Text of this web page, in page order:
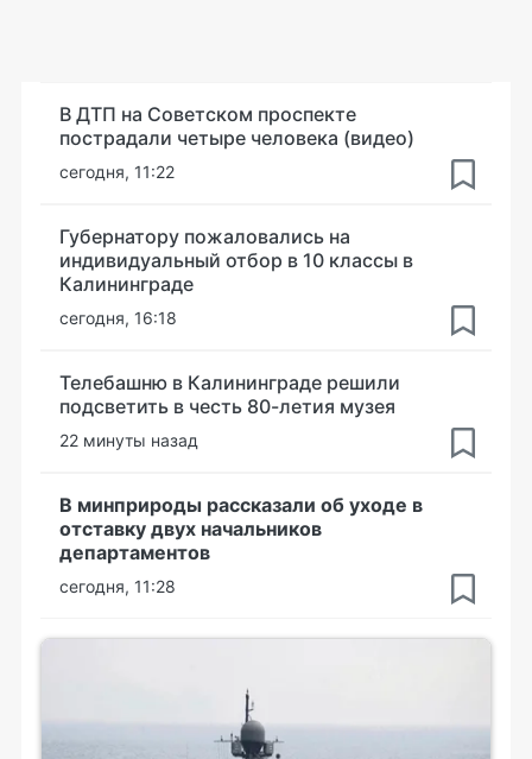
В ДТП на Советском проспекте
пострадали четыре человека (видео)
сегодня, 11:22
Губернатору пожаловались на
индивидуальный отбор в 10 классы в
Калининграде
сегодня, 16:18
Телебашню в Калининграде решили
подсветить в честь 80-летия музея
22 минуты назад
В минприроды рассказали об уходе в
отставку двух начальников
департаментов
сегодня, 11:28